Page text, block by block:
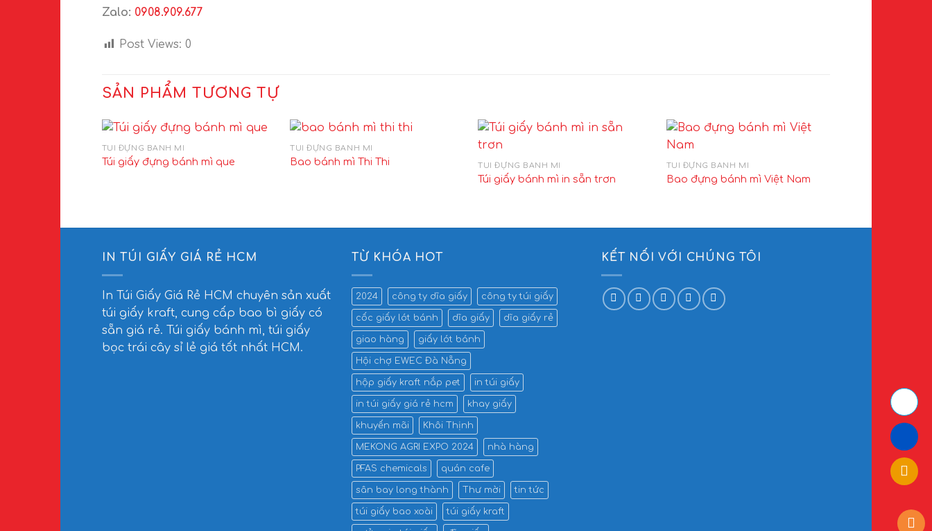
Zalo: 0908.909.677
Post Views: 0
SẢN PHẨM TƯƠNG TỰ
TÚI ĐỰNG BÁNH MÌ
Túi giấy đựng bánh mì que
TÚI ĐỰNG BÁNH MÌ
Bao bánh mì Thi Thi TÚI ĐỰNG BÁNH MÌ
Túi giấy bánh mì in sẵn trơn
TÚI ĐỰNG BÁNH MÌ
Bao đựng bánh mì Việt Nam
IN TÚI GIẤY GIÁ RẺ HCM
In Túi Giấy Giá Rẻ HCM chuyên sản xuất
túi giấy kraft, cung cấp bao bì giấy có
sẵn giá rẻ. Túi giấy bánh mì, túi giấy
bọc trái cây sỉ lẻ giá tốt nhất HCM.
TỪ KHÓA HOT
2024 công ty dĩa giấy công ty túi giấy
cốc giấy lót bánh dĩa giấy dĩa giấy rẻ
giao hàng giấy lót bánh
Hội chợ EWEC Đà Nẵng
hộp giấy kraft nắp pet in túi giấy
in túi giấy giá rẻ hcm khay giấy
khuyến mãi Khôi Thịnh
MEKONG AGRI EXPO 2024 nhà hàng
PFAS chemicals quán cafe
sân bay long thành Thư mời tin tức
túi giấy bao xoài túi giấy kraft
KẾT NỐI VỚI CHÚNG TÔI